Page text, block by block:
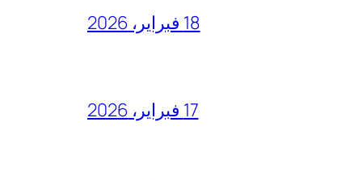
18 فبراير، 2026
17 فبراير، 2026